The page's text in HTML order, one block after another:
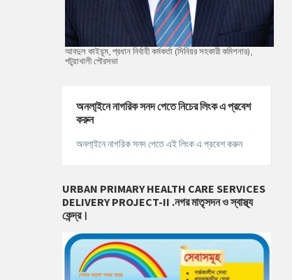
আবদুল কাইয়ূম, প্রধান নির্বাহী কর্মকর্তা (সিনিয়র সহকারী কমিশনার),
পটুয়াখালী পৌরসভা
অনলা্‌ইনে নাগরিক সনদ পেতে নিচের লিংক এ প্রবেশ
করুন
অনলা্‌ইনে নাগরিক সনদ পেতে এই লিংক এ প্রবেশ করুন
URBAN PRIMARY HEALTH CARE SERVICES
DELIVERY PROJECT-II .নগর মাতৃসদন ও স্বাস্থ্য
কেন্দ্র।